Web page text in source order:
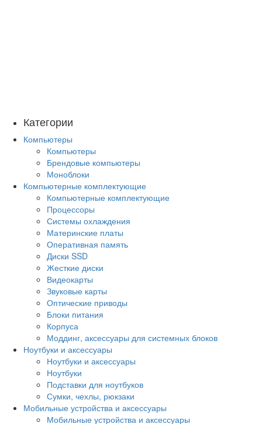
Категории
Компьютеры
Компьютеры
Брендовые компьютеры
Моноблоки
Компьютерные комплектующие
Компьютерные комплектующие
Процессоры
Системы охлаждения
Материнские платы
Оперативная память
Диски SSD
Жесткие диски
Видеокарты
Звуковые карты
Оптические приводы
Блоки питания
Корпуса
Моддинг, аксессуары для системных блоков
Ноутбуки и аксессуары
Ноутбуки и аксессуары
Ноутбуки
Подставки для ноутбуков
Сумки, чехлы, рюкзаки
Мобильные устройства и аксессуары
Мобильные устройства и аксессуары